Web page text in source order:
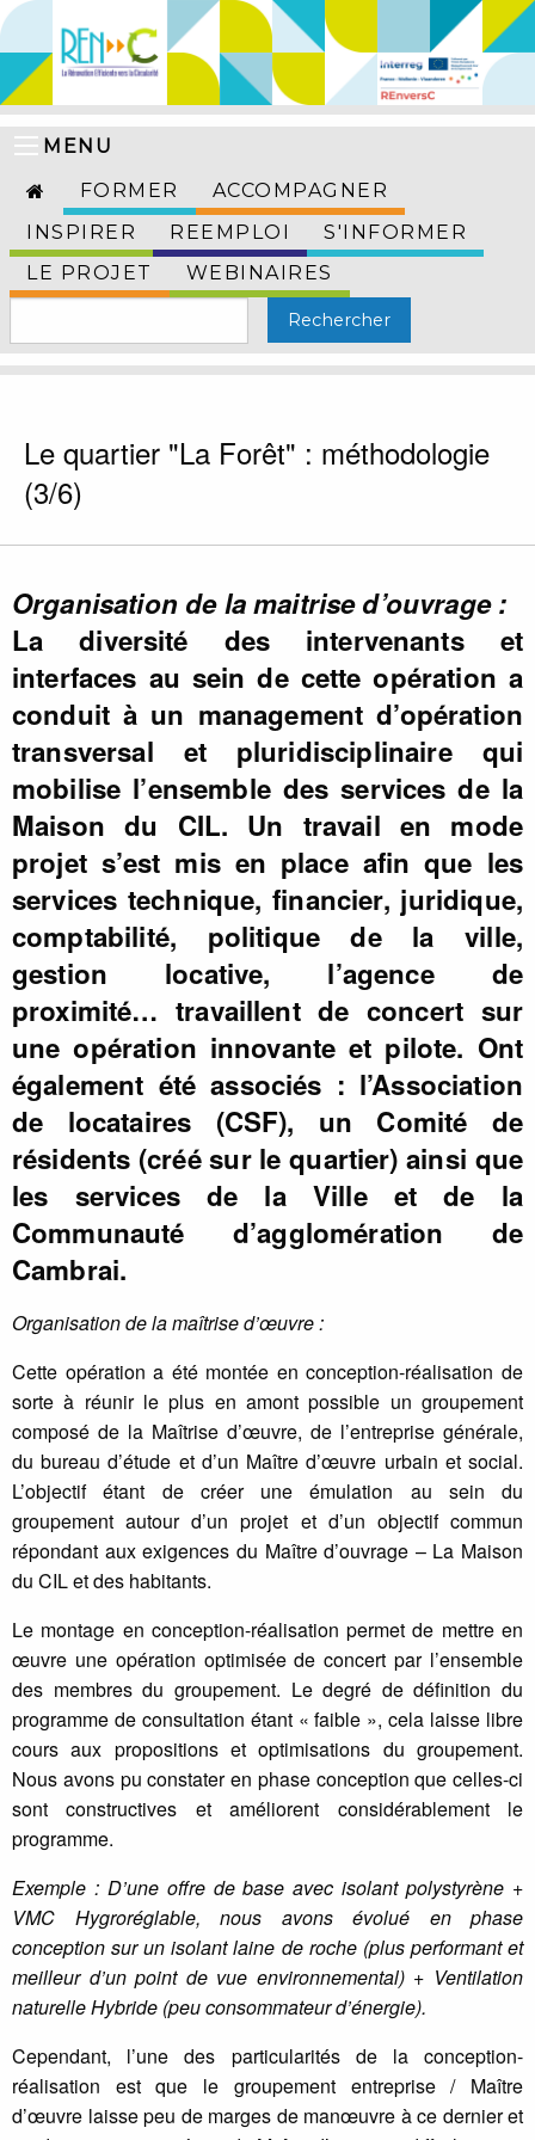
MENU
FORMER
ACCOMPAGNER
INSPIRER
REEMPLOI
S'INFORMER
LE PROJET
WEBINAIRES
Le quartier "La Forêt" : méthodologie
(3/6)
Organisation de la maitrise d’ouvrage :
La diversité des intervenants et
interfaces au sein de cette opération a
conduit à un management d’opération
transversal et pluridisciplinaire qui
mobilise l’ensemble des services de la
Maison du CIL. Un travail en mode
projet s’est mis en place afin que les
services technique, financier, juridique,
comptabilité, politique de la ville,
gestion locative, l’agence de
proximité… travaillent de concert sur
une opération innovante et pilote. Ont
également été associés : l’Association
de locataires (CSF), un Comité de
résidents (créé sur le quartier) ainsi que
les services de la Ville et de la
Communauté d’agglomération de
Cambrai.
Organisation de la maîtrise d’œuvre :
Cette opération a été montée en conception-réalisation de
sorte à réunir le plus en amont possible un groupement
composé de la Maîtrise d’œuvre, de l’entreprise générale,
du bureau d’étude et d’un Maître d’œuvre urbain et social.
L’objectif étant de créer une émulation au sein du
groupement autour d’un projet et d’un objectif commun
répondant aux exigences du Maître d’ouvrage – La Maison
du CIL et des habitants.
Le montage en conception-réalisation permet de mettre en
œuvre une opération optimisée de concert par l’ensemble
des membres du groupement. Le degré de définition du
programme de consultation étant « faible », cela laisse libre
cours aux propositions et optimisations du groupement.
Nous avons pu constater en phase conception que celles-ci
sont constructives et améliorent considérablement le
programme.
Exemple : D’une offre de base avec isolant polystyrène +
VMC Hygroréglable, nous avons évolué en phase
conception sur un isolant laine de roche (plus performant et
meilleur d’un point de vue environnemental) + Ventilation
naturelle Hybride (peu consommateur d’énergie).
Cependant, l’une des particularités de la conception-
réalisation est que le groupement entreprise / Maître
d’œuvre laisse peu de marges de manœuvre à ce dernier et